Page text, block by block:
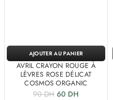
AVRIL CRAYON ROUGE À
LÈVRES ROSE DÉLICAT
COSMOS ORGANIC
90DH 60 DH
AJOUTER AU PANIER